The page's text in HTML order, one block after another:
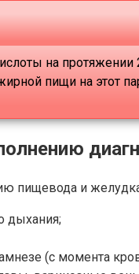
на
пищи на этот
пищевода и
дыхания;
(с момента